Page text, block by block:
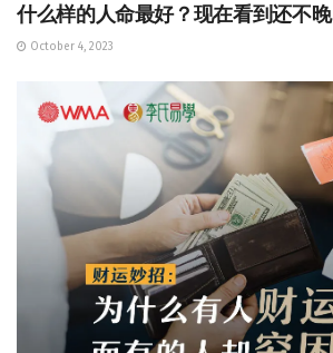
什么样的人命最好？现在看到还不晚
October 4, 2023